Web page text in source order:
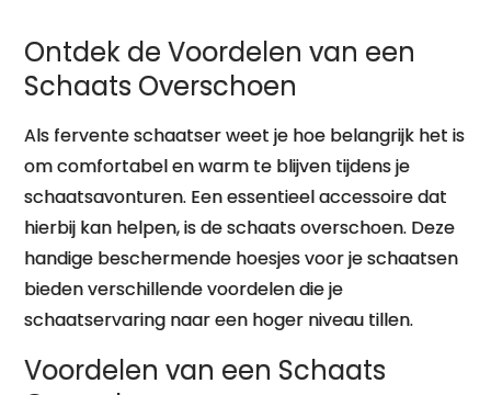
Ontdek de Voordelen van een
Schaats Overschoen
Als fervente schaatser weet je hoe belangrijk het is
om comfortabel en warm te blijven tijdens je
schaatsavonturen. Een essentieel accessoire dat
hierbij kan helpen, is de schaats overschoen. Deze
handige beschermende hoesjes voor je schaatsen
bieden verschillende voordelen die je
schaatservaring naar een hoger niveau tillen.
Voordelen van een Schaats